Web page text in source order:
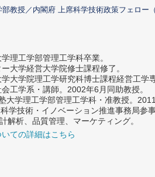
教授／内閣府 上席科学技術政策フェロー（
理工学部管理工学科卒業。
大学経営大学院修士課程修了。
大学院理工学研究科博士課程経営工学
工学系・講師。2002年6月同助教授。
大学理工学部管理工学科・准教授。
学技術・イノベーション推進事務局参
解析、品質管理、マーケティング。
ての詳細はこちら